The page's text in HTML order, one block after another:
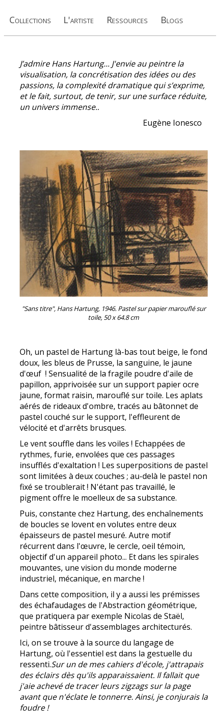
Collections L'artiste Ressources Blogs
J’admire Hans Hartung... J'envie au peintre la
visualisation, la concrétisation des idées ou des
passions, la complexité dramatique qui s’exprime,
et le fait, surtout, de tenir, sur une surface réduite,
un univers immense..
Eugène Ionesco
"Sans titre", Hans Hartung, 1946. Pastel sur papier marouflé sur
toile, 50 x 64.8 cm
Oh, un pastel de Hartung là-bas tout beige, le fond
doux, les bleus de Prusse, la sanguine, le jaune
d'œuf ! Sensualité de la fragile poudre d'aile de
papillon, apprivoisée sur un support papier ocre
jaune, format raisin, marouflé sur toile. Les aplats
aérés de rideaux d'ombre, tracés au bâtonnet de
pastel couché sur le support, l'effleurent de
vélocité et d'arrêts brusques.
Le vent souffle dans les voiles ! Echappées de
rythmes, furie, envolées que ces passages
insufflés d'exaltation ! Les superpositions de pastel
sont limitées à deux couches ; au-delà le pastel non
fixé se troublerait ! N'étant pas travaillé, le
pigment offre le moelleux de sa substance.
Puis, constante chez Hartung, des enchaînements
de boucles se lovent en volutes entre deux
épaisseurs de pastel mesuré. Autre motif
récurrent dans l'œuvre, le cercle, oeil témoin,
objectif d'un appareil photo... Et dans les spirales
mouvantes, une vision du monde moderne
industriel, mécanique, en marche !
Dans cette composition, il y a aussi les prémisses
des échafaudages de l'Abstraction géométrique,
que pratiquera par exemple Nicolas de Staël,
peintre bâtisseur d'assemblages architecturés.
Ici, on se trouve à la source du langage de
Hartung, où l'essentiel est dans la gestuelle du
ressenti.Sur un de mes cahiers d'école, j'attrapais
des éclairs dès qu'ils apparaissaient. Il fallait que
j'aie achevé de tracer leurs zigzags sur la page
avant que n'éclate le tonnerre. Ainsi, je conjurais la
foudre !